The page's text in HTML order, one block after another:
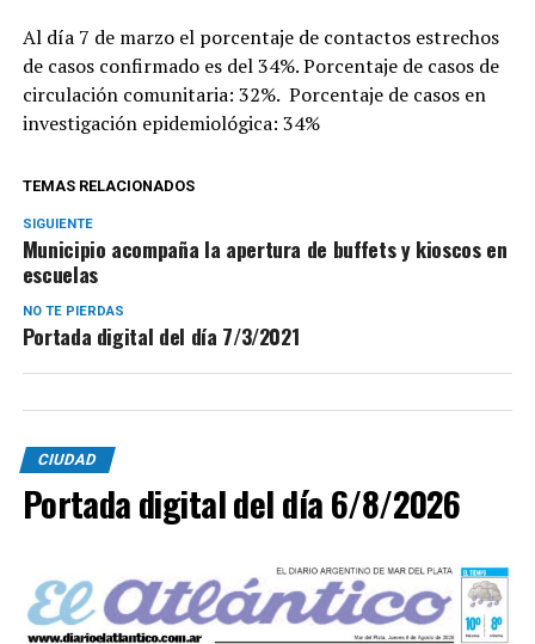
Al día 7 de marzo el porcentaje de contactos estrechos
de casos confirmado es del 34%. Porcentaje de casos de
circulación comunitaria: 32%. Porcentaje de casos en
investigación epidemiológica: 34%
TEMAS RELACIONADOS
SIGUIENTE
Municipio acompaña la apertura de buffets y kioscos en
escuelas
NO TE PIERDAS
Portada digital del día 7/3/2021
CIUDAD
Portada digital del día 6/8/2026